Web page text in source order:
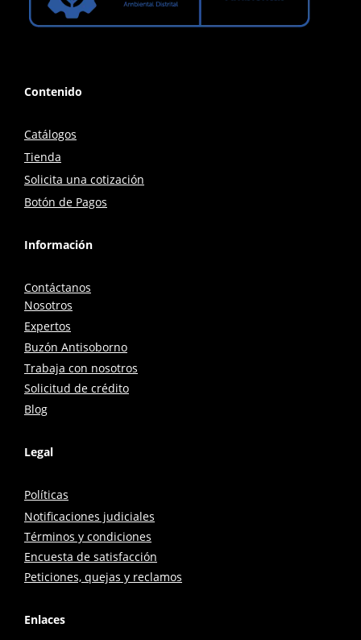
Contenido
Catálogos
Tienda
Solicita una cotización
Botón de Pagos
Información
Contáctanos
Nosotros
Expertos
Buzón Antisoborno
Trabaja con nosotros
Solicitud de crédito
Blog
Legal
Políticas
Notificaciones judiciales
Términos y condiciones
Encuesta de satisfacción
Peticiones, quejas y reclamos
Enlaces